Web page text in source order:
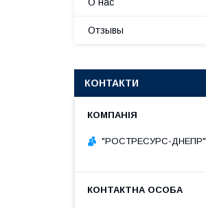
Отзывы
КОНТАКТИ
"РОСТРЕСУРС-ДНЕПР"